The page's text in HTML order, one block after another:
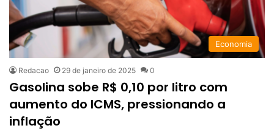
Economia
Redacao 29 de janeiro de 2025 0
Gasolina sobe R$ 0,10 por litro com
aumento do ICMS, pressionando a
inflação